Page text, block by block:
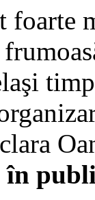
foarte
în